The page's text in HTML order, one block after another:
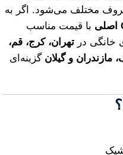
مختلف می‌شود. اگر به
با قیمت مناسب
خانگی در تهران، کرج، قم،
مازندران و گیلان گزینه‌ای
شیک